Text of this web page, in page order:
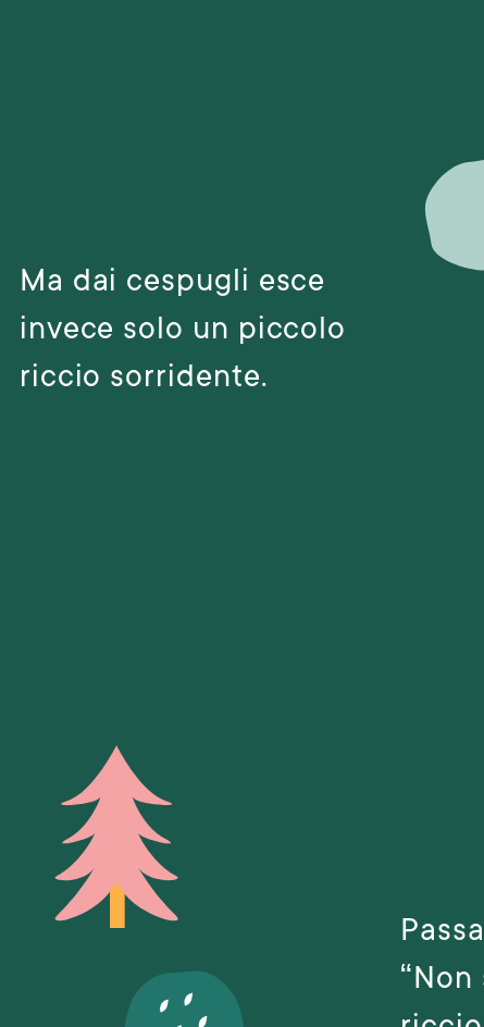
Ma dai cespugli esce
invece solo un piccolo
riccio sorridente.